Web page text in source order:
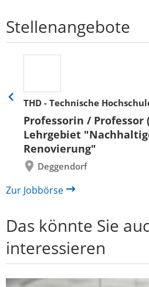
Stellenangebote
THD - Technische
Professorin /
Lehrgebiet
Renovierung"
Deggendorf
Eine
zurück
Zur Jobbörse
Das könnte Sie
interessieren